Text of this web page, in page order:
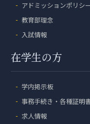
アドミッションポリシ
教育部理念
入試情報
在学生の方
学内掲示板
事務手続き・各種証明
求人情報